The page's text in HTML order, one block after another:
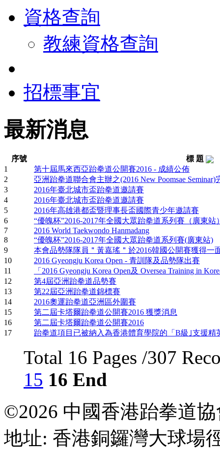
資格查詢
教練資格查詢
招標事宜
最新消息
序號
標 題
1
第十屆馬來西亞跆拳道公開賽2016 - 成績公佈
2
亞洲跆拳道聯合會主辦之(2016 New Poomsae Seminar)
3
2016年臺北城市盃跆拳道邀請賽
4
2016年臺北城市盃跆拳道邀請賽
5
2016年高雄港都盃暨理事長盃國際青少年邀請賽
6
“優魄杯”2016-2017年全國大眾跆拳道系列賽（廣東站
7
2016 World Taekwondo Hanmadang
8
“優魄杯”2016-2017年全國大眾跆拳道系列賽(廣東站)
9
本會品勢隊隊員＂黃嘉瑤＂於2016韓國公開賽獲得一
10
2016 Gyeongju Korea Open - 青訓隊及品勢隊出賽
11
「2016 Gyeongju Korea Open及 Oversea Training in
12
第4屆亞洲跆拳道品勢賽
13
第22屆亞洲跆拳道錦標賽
14
2016奧運跆拳道亞洲區外圍賽
15
第二屆卡塔爾跆拳道公開賽2016 獲獎消息
16
第二屆卡塔爾跆拳道公開賽2016
17
跆拳道項目已被納入為香港體育學院的「B級｣支援精
Total 16 Pages /307
15 16 End
©2026 中國香港跆拳道
地址: 香港銅鑼灣大球場